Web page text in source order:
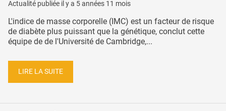
Actualité publiée il y a 5 années 11 mois
L'indice de masse corporelle (IMC) est un facteur de risque
de diabète plus puissant que la génétique, conclut cette
équipe de de l'Université de Cambridge,...
LIRE LA SUITE